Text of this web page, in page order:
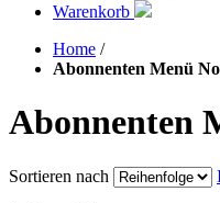
Warenkorb
Home /
Abonnenten Menü
Abonnenten
Sortieren nach